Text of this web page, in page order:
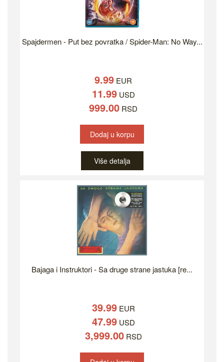
Spajdermen - Put bez povratka / Spider-Man: No Way...
9.99 EUR
11.99USD
999.00 RSD
Dodaj u korpu
Više detalja
Bajaga i Instruktori - Sa druge strane jastuka [re...
39.99EUR
47.99USD
3,999.00RSD